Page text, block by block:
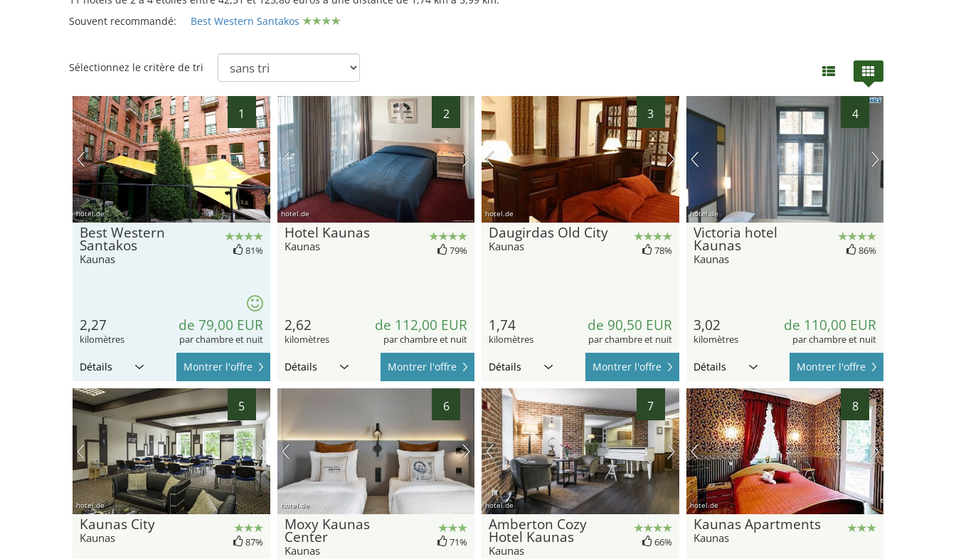
Souvent recommandé:
Best Western Santakos
Sélectionnez le critère de tri
1
hotel.de
Best Western
Santakos
Kaunas
81%
2,27
kilomètres
de 79,00 EUR
par chambre et nuit
Détails Montrer l'offre
2
hotel.de
Hotel Kaunas
Kaunas 79%
2,62
kilomètres
de 112,00 EUR
par chambre et nuit
Détails Montrer l'offre
3
hotel.de
Daugirdas Old City
Kaunas 78%
1,74
kilomètres
de 90,50 EUR
par chambre et nuit
Détails Montrer l'offre
4
hotel.de
Victoria hotel
Kaunas
Kaunas
86%
3,02
kilomètres
de 110,00 EUR
par chambre et nuit
Détails Montrer l'offre
5
hotel.de
Kaunas City
Kaunas 87%
6
hotel.de
Moxy Kaunas
Center
Kaunas
71%
7
hotel.de
Amberton Cozy
Hotel Kaunas
Kaunas
66%
8
hotel.de
Kaunas Apartments
Kaunas